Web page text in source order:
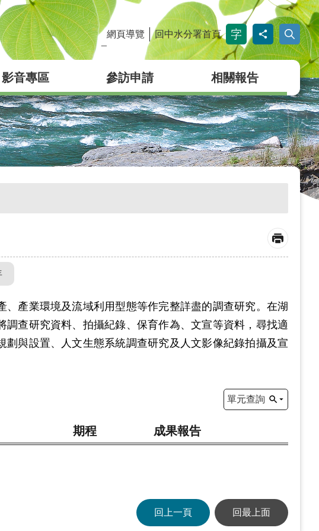
網頁導覽 回中水分署首頁
影音專區 參訪申請 相關報告
產業環境及流域利用型態等作完整詳盡的調查研究。在湖
查研究資料、拍攝紀錄、保育作為、文宣等資料，尋找適
與設置、人文生態系統調查研究及人文影像紀錄拍攝及宣
單元查詢
期程 成果報告
回上一頁 回最上面